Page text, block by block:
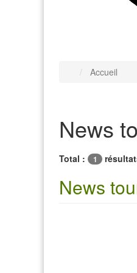
Accueil
News
Total : 1
News